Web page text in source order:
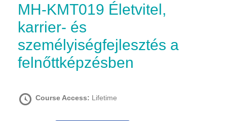
MH-KMT019 Életvitel,
karrier- és
személyiségfejlesztés a
felnőttképzésben
Course Access: Lifetime